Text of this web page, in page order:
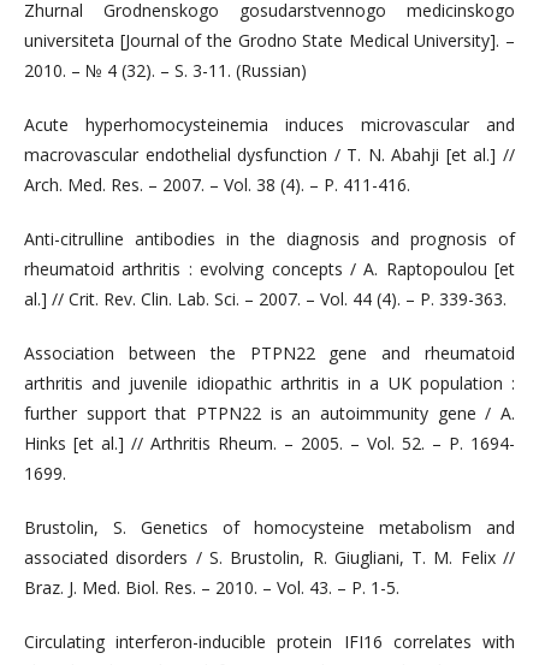
Zhurnal Grodnenskogo gosudarstvennogo medicinskogo
universiteta [Journal of the Grodno State Medical University]. –
2010. – № 4 (32). – S. 3-11. (Russian)
Acute hyperhomocysteinemia induces microvascular and
macrovascular endothelial dysfunction / T. N. Abahji [et al.] //
Arch. Med. Res. – 2007. – Vol. 38 (4). – P. 411-416.
Anti-citrulline antibodies in the diagnosis and prognosis of
rheumatoid arthritis : evolving concepts / A. Raptopoulou [et
al.] // Crit. Rev. Clin. Lab. Sci. – 2007. – Vol. 44 (4). – P. 339-363.
Association between the PTPN22 gene and rheumatoid
arthritis and juvenile idiopathic arthritis in a UK population :
further support that PTPN22 is an autoimmunity gene / A.
Hinks [et al.] // Arthritis Rheum. – 2005. – Vol. 52. – P. 1694-
1699.
Brustolin, S. Genetics of homocysteine metabolism and
associated disorders / S. Brustolin, R. Giugliani, T. M. Felix //
Braz. J. Med. Biol. Res. – 2010. – Vol. 43. – P. 1-5.
Circulating interferon-inducible protein IFI16 correlates with